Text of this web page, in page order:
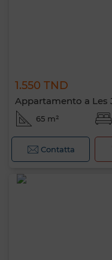
1.550 TND
Appartamento a Les
65 m²
Contatta